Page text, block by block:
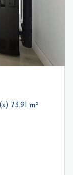
Appartement 3 pièce(s) 1 chambre(s) 73.91 m²